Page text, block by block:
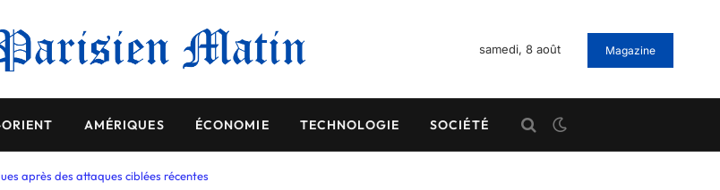
samedi, 8 août Magazine
AMÉRIQUES ÉCONOMIE TECHNOLOGIE SOCIÉTÉ
après des attaques ciblées récentes